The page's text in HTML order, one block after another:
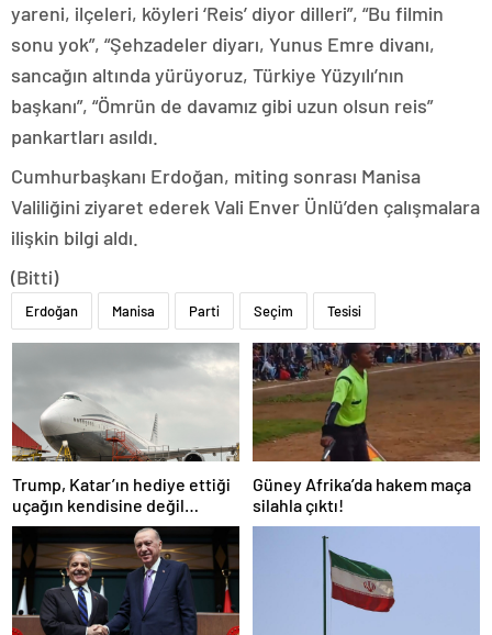
yareni, ilçeleri, köyleri ‘Reis’ diyor dilleri”, “Bu filmin
sonu yok”, “Şehzadeler diyarı, Yunus Emre divanı,
sancağın altında yürüyoruz, Türkiye Yüzyılı’nın
başkanı”, “Ömrün de davamız gibi uzun olsun reis”
pankartları asıldı.
Cumhurbaşkanı Erdoğan, miting sonrası Manisa
Valiliğini ziyaret ederek Vali Enver Ünlü’den çalışmalara
ilişkin bilgi aldı.
(Bitti)
Erdoğan Manisa Parti Seçim Tesisi
Trump, Katar’ın hediye ettiği
uçağın kendisine değil
Pentagon’a verileceğini
açıkladı
Güney Afrika’da hakem maça
silahla çıktı!